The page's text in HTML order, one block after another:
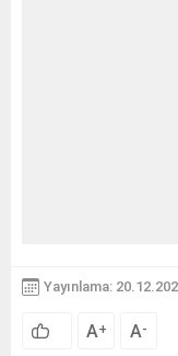
Yayınlama:
A+ A-